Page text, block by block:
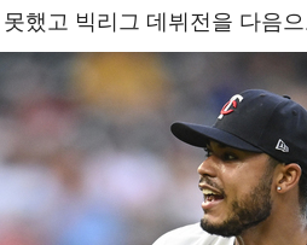
했고 빅리그 데뷔전을 다음